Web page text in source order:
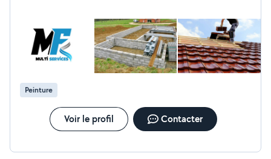
Peinture
Voir le profil Contacter